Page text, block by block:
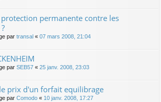
permanente contre les
par transal « 07 mars 2008, 21:04
par SEB57 « 25 janv. 2008, 23:03
prix d'un forfait equilibrage
par Comodo « 10 janv. 2008, 17:27